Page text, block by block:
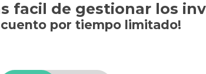
facil de gestionar los
por tiempo limitado!